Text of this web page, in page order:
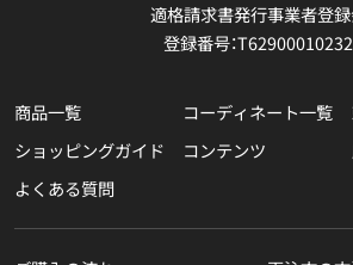
適格請求書発行事業者登
登録番号：
商品一覧 コーディネート一覧
ショッピングガイド
コンテンツ
よくある質問